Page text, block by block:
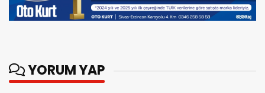
YORUM YAP